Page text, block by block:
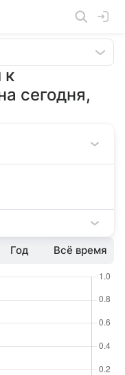
к
сегодня,
Год Всё время